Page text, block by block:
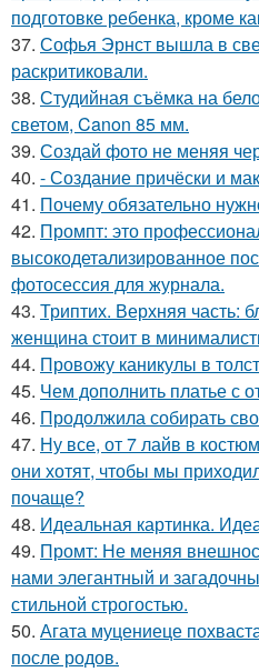
подготовке ребенка, кроме
37. Софья Эрнст вышла в
раскритиковали.
38. Студийная съёмка на
светом, Canon 85 мм.
39. Создай фото не меняя
40. - Создание причёски и
41. Почему обязательно
42. Промпт: это
высокодетализированное
фотосессия для журнала.
43. Триптих. Верхняя часть:
женщина стоит в
44. Провожу каникулы в
45. Чем дополнить платье с
46. Продолжила собирать
47. Ну все, от 7 лайв в
они хотят, чтобы мы
почаще?
48. Идеальная картинка.
49. Промт: Не меняя
нами элегантный и
стильной строгостью.
50. Агата муцениеце
после родов.